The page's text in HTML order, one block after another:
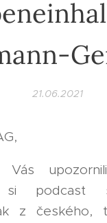
21.06.2021
Vás
si podcast
z českého,